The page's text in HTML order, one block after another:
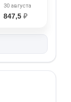
30 августа
847,5 ₽